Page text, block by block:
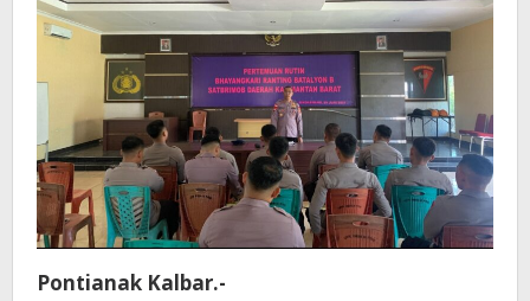
Baik
Institusi
Pontianak Kalbar.-